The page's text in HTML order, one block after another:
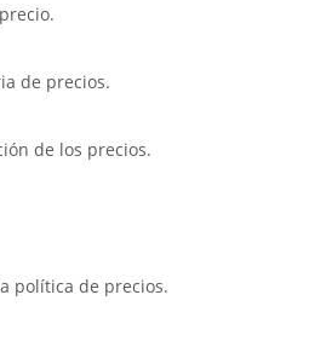
de precios.
de los precios.
política de precios.